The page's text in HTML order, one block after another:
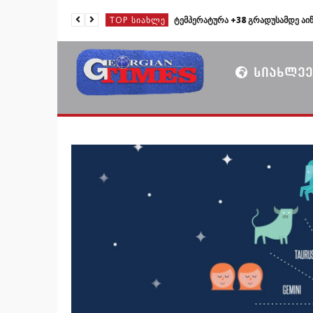
TOP ᲡᲘᲐᲮᲚᲔ
TOP ᲡᲘᲐᲮᲚᲔ
TOP ᲡᲘᲐᲮᲚᲔ
TOP ᲡᲘᲐᲮᲚᲔ